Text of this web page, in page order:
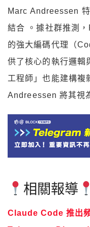
Marc Andreessen
結合 。據社群推測
的強大編碼代理（
供了核心的執行邏輯
工程師」也能建構複
Andreessen 將其視
相關報導
Claude Code 推出